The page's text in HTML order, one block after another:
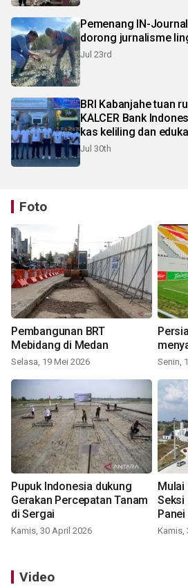
Pemenang IN-
dorong jurnalisme
Jul 23rd
BRI Kabanjahe tuan
KALCER Bank
kas keliling dan
pelosok Karo
Jul 30th
Foto
Pembangunan BRT
Mebidang di Medan
Selasa, 19 Mei 2026 Senin,
Pupuk Indonesia dukung
Gerakan Percepatan Tanam
di Sergai
Kamis, 30 April 2026
Mulai
Seksi
Kamis,
Video